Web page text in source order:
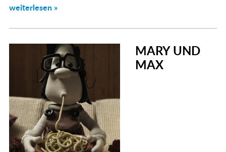
weiterlesen »
MARY UND
MAX